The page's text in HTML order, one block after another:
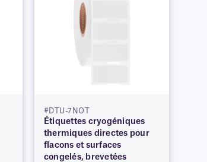
#DTU-7NOT
Étiquettes cryogéniques
thermiques directes pour
flacons et surfaces
congelés, brevetées